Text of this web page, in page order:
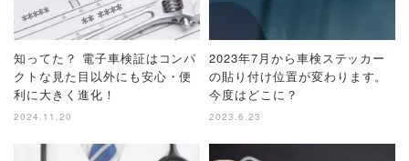
知ってた？ 電子車検証はコンパ
クトな見た目以外にも安心・便
利に大きく進化！
2024.11.20
2023年7月から車検ステッカー
の貼り付け位置が変わります。
今度はどこに？
2023.6.23